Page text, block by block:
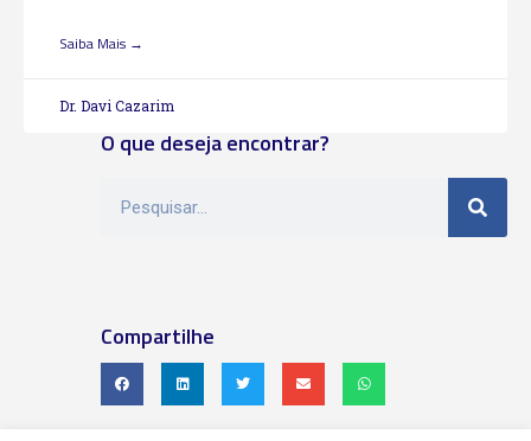
Saiba Mais →
Dr. Davi Cazarim
O que deseja encontrar?
Compartilhe